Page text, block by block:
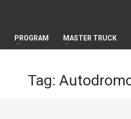
PROGRAM MASTER TRUCK
Tag: